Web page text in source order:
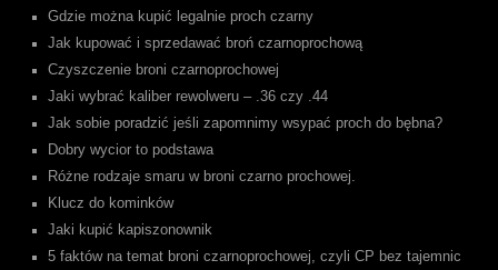
Gdzie można kupić legalnie proch czarny
Jak kupować i sprzedawać broń czarnoprochową
Czyszczenie broni czarnoprochowej
Jaki wybrać kaliber rewolweru – .36 czy .44
Jak sobie poradzić jeśli zapomnimy wsypać proch do bębna?
Dobry wycior to podstawa
Różne rodzaje smaru w broni czarno prochowej.
Klucz do kominków
Jaki kupić kapiszonownik
5 faktów na temat broni czarnoprochowej, czyli CP bez tajemnic